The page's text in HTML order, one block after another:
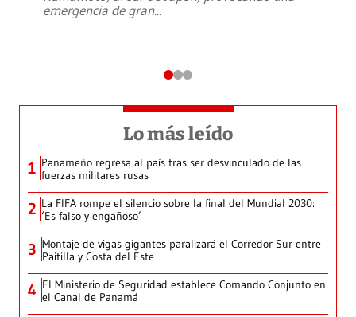
emergencia de gran...
Lo más leído
1 Panameño regresa al país tras ser desvinculado de las
fuerzas militares rusas
2 La FIFA rompe el silencio sobre la final del Mundial 2030:
‘Es falso y engañoso’
3 Montaje de vigas gigantes paralizará el Corredor Sur entre
Paitilla y Costa del Este
4 El Ministerio de Seguridad establece Comando Conjunto en
el Canal de Panamá